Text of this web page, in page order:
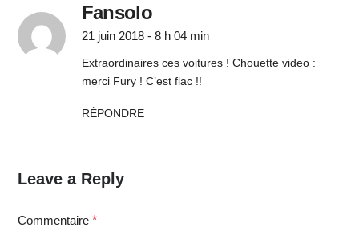
Fansolo
21 juin 2018 - 8 h 04 min
Extraordinaires ces voitures ! Chouette video :
merci Fury ! C’est flac !!
RÉPONDRE
Leave a Reply
Commentaire *